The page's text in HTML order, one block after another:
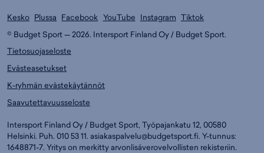
Kesko Plussa Facebook YouTube Instagram Tiktok
© Budget Sport — 2026. Intersport Finland Oy / Budget Sport.
Tietosuojaseloste
Evästeasetukset
K-ryhmän evästekäytännöt
Saavutettavuusseloste
Intersport Finland Oy / Budget Sport, Työpajankatu 12, 00580
Helsinki. Puh. 010 53 11. asiakaspalvelu@budgetsport.fi. Y-tunnus:
1648871-7. Yritys on merkitty arvonlisäverovelvollisten rekisteriin.